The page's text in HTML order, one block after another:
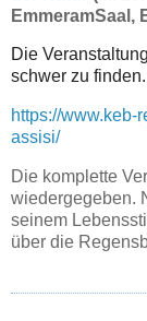
EmmeramSaal,
Die
schwer zu
https://www.keb-
assisi/
Die komplette
wiedergegeben.
seinem
über die